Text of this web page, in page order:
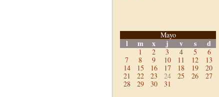
Mayo
l m x j v s d
1 2 3 4 5
6
7
8 9 10 11 12
13
14
15 16 17 18 19
20
21
22 23 24 25 26
27
28
29 30 31